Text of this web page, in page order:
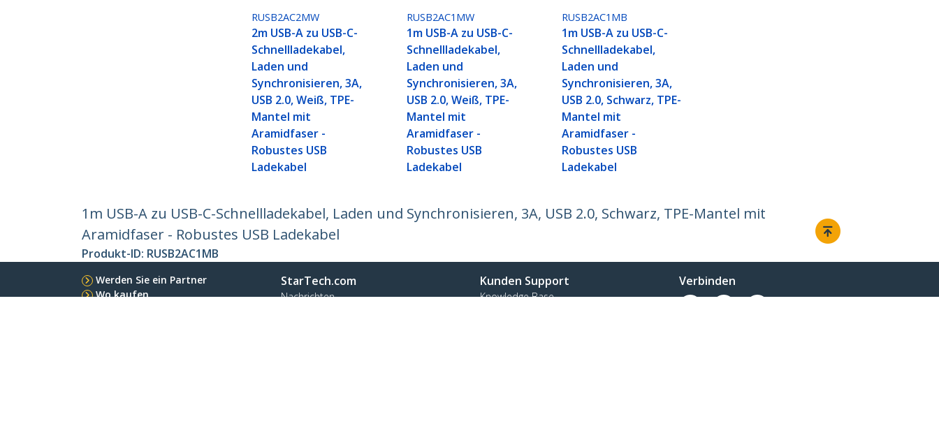
RUSB2AC2MW
2m USB-A zu USB-C-
Schnellladekabel,
Laden und
Synchronisieren, 3A,
USB 2.0, Weiß, TPE-
Mantel mit
Aramidfaser -
Robustes USB
Ladekabel
RUSB2AC1MW
1m USB-A zu USB-C-
Schnellladekabel,
Laden und
Synchronisieren, 3A,
USB 2.0, Weiß, TPE-
Mantel mit
Aramidfaser -
Robustes USB
Ladekabel
RUSB2AC1MB
1m USB-A zu USB-C-
Schnellladekabel,
Laden und
Synchronisieren, 3A,
USB 2.0, Schwarz, TPE-
Mantel mit
Aramidfaser -
Robustes USB
Ladekabel
1m USB-A zu USB-C-Schnellladekabel, Laden und Synchronisieren, 3A, USB 2.0, Schwarz, TPE-Mantel mit
Aramidfaser - Robustes USB Ladekabel
Produkt-ID: RUSB2AC1MB
Werden Sie ein Partner
Wo kaufen
StarTech.com
Nachrichten
Kunden Support
Knowledge Base
Verbinden